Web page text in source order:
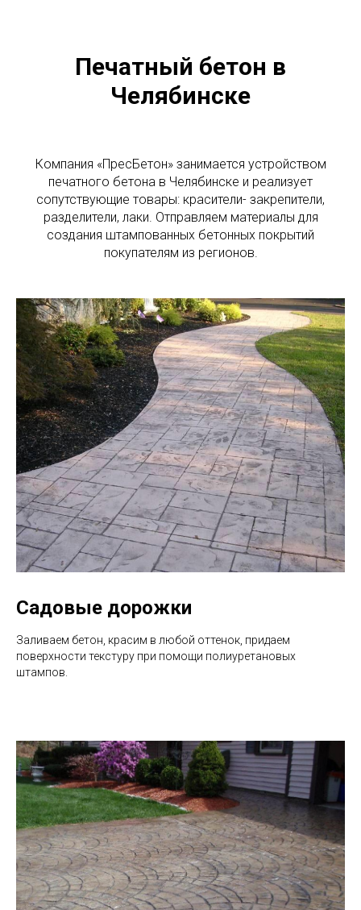
Печатный бетон в
Челябинске
Компания «ПресБетон» занимается устройством
печатного бетона в Челябинске и реализует
сопутствующие товары: красители- закрепители,
разделители, лаки. Отправляем материалы для
создания штампованных бетонных покрытий
покупателям из регионов.
Садовые дорожки
Заливаем бетон, красим в любой оттенок, придаем
поверхности текстуру при помощи полиуретановых
штампов.